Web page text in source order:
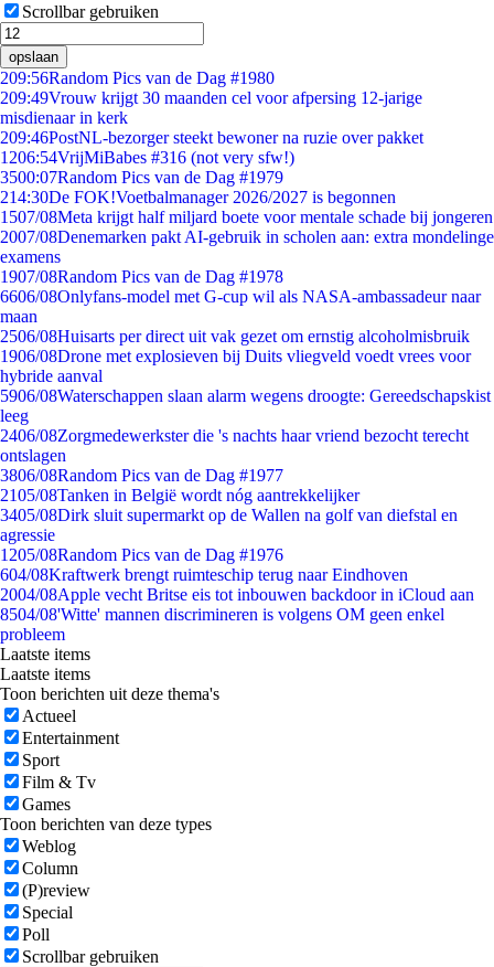
Scrollbar gebruiken
opslaan
209:56Random Pics van de Dag #1980
209:49Vrouw krijgt 30 maanden cel voor afpersing 12-jarige
misdienaar in kerk
209:46PostNL-bezorger steekt bewoner na ruzie over pakket
1206:54VrijMiBabes #316 (not very sfw!)
3500:07Random Pics van de Dag #1979
214:30De FOK!Voetbalmanager 2026/2027 is begonnen
1507/08Meta krijgt half miljard boete voor mentale schade bij jongeren
2007/08Denemarken pakt AI-gebruik in scholen aan: extra mondelinge
examens
1907/08Random Pics van de Dag #1978
6606/08Onlyfans-model met G-cup wil als NASA-ambassadeur naar
maan
2506/08Huisarts per direct uit vak gezet om ernstig alcoholmisbruik
1906/08Drone met explosieven bij Duits vliegveld voedt vrees voor
hybride aanval
5906/08Waterschappen slaan alarm wegens droogte: Gereedschapskist
leeg
2406/08Zorgmedewerkster die 's nachts haar vriend bezocht terecht
ontslagen
3806/08Random Pics van de Dag #1977
2105/08Tanken in België wordt nóg aantrekkelijker
3405/08Dirk sluit supermarkt op de Wallen na golf van diefstal en
agressie
1205/08Random Pics van de Dag #1976
604/08Kraftwerk brengt ruimteschip terug naar Eindhoven
2004/08Apple vecht Britse eis tot inbouwen backdoor in iCloud aan
8504/08'Witte' mannen discrimineren is volgens OM geen enkel
probleem
Laatste items
Laatste items
Toon berichten uit deze thema's
Actueel
Entertainment
Sport
Film & Tv
Games
Toon berichten van deze types
Weblog
Column
(P)review
Special
Poll
Scrollbar gebruiken